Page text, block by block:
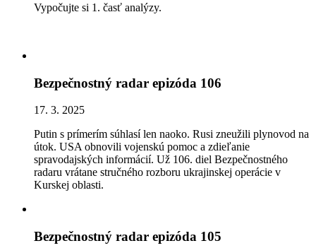
Vypočujte si 1. časť analýzy.
Bezpečnostný radar epizóda 106
17. 3. 2025
Putin s prímerím súhlasí len naoko. Rusi zneužili plynovod na
útok. USA obnovili vojenskú pomoc a zdieľanie
spravodajských informácií. Už 106. diel Bezpečnostného
radaru vrátane stručného rozboru ukrajinskej operácie v
Kurskej oblasti.
Bezpečnostný radar epizóda 105